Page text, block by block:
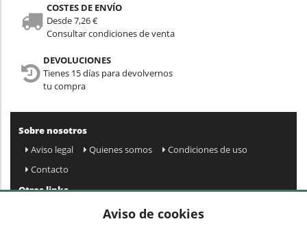
COSTES DE ENVÍO
Desde 7,26 €
Consultar condiciones de venta
DEVOLUCIONES
Tienes 15 días para devolvernos
tu compra
Sobre nosotros
Aviso legal
Quienes somos
Condiciones de uso
Contacto
Otros links
Preguntas frecuentes
Mi cuenta
Aviso de cookies